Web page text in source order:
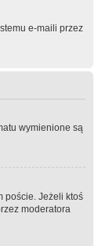
e-maili przez
wymienione są
poście. Jeżeli ktoś
moderatora